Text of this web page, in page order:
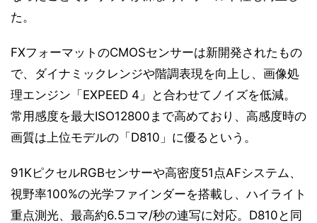
た。
FXフォーマットのCMOSセンサーは新開発されたもの
で、ダイナミックレンジや階調表現を向上し、画像処
理エンジン「EXPEED 4」と合わせてノイズを低減。
常用感度を最大ISO12800まで高めており、高感度時の
画質は上位モデルの「D810」に優るという。
91KピクセルRGBセンサーや高密度51点AFシステム、
視野率100%の光学ファインダーを搭載し、ハイライト
重点測光、最高約6.5コマ/秒の連写に対応。D810と同